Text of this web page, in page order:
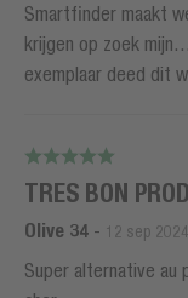
Smartfinder maakt
krijgen op zoek
exemplaar deed dit
TRES BON
Olive 34 - 12 sep 2024
Super alternative au